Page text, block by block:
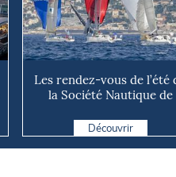
Les rendez-vous de l’été
la Société Nautique de
Découvrir